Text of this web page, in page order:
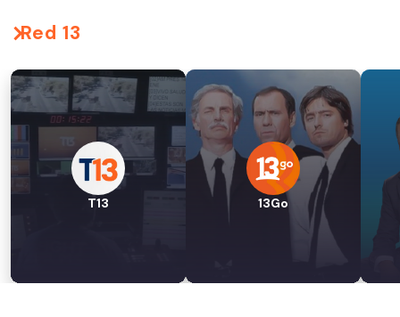
Red 13
T13 13Go